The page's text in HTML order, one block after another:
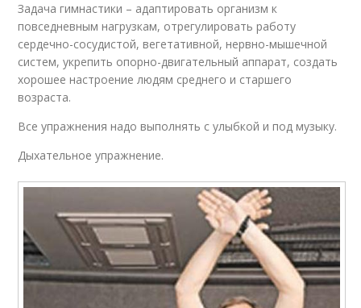
Задача гимнастики – адаптировать организм к
повседневным нагрузкам, отрегулировать работу
сердечно-сосудистой, вегетативной, нервно-мышечной
систем, укрепить опорно-двигательный аппарат, создать
хорошее настроение людям среднего и старшего
возраста.
Все упражнения надо выполнять с улыбкой и под музыку.
Дыхательное упражнение.